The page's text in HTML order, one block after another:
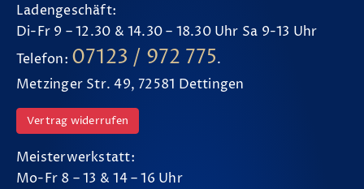
Ladengeschäft:
Di-Fr 9 – 12.30 & 14.30 – 18.30 Uhr Sa 9-13 Uhr
Telefon: 07123 / 972 775.
Metzinger Str. 49, 72581 Dettingen
Vertrag widerrufen
Meisterwerkstatt:
Mo-Fr 8 – 13 & 14 – 16 Uhr